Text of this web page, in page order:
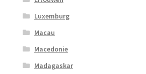
Luxemburg
Macau
Macedonie
Madagaskar